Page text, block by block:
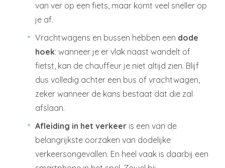
van ver op een fiets, maar komt veel sneller op
je af.
Vrachtwagens en bussen hebben een dode
hoek: wanneer je er vlak naast wandelt of
fietst, kan de chauffeur je niet altijd zien. Blijf
dus volledig achter een bus of vrachtwagen,
zeker wanneer de kans bestaat dat die zal
afslaan.
Afleiding in het verkeer is een van de
belangrijkste oorzaken van dodelijke
verkeersongevallen. En heel vaak is daarbij een